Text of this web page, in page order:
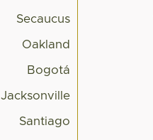
Secaucus
Oakland
Bogotá
Jacksonville
Santiago